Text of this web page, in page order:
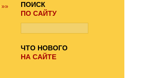
»»
ПОИСК
ПО САЙТУ
ЧТО НОВОГО
НА САЙТЕ